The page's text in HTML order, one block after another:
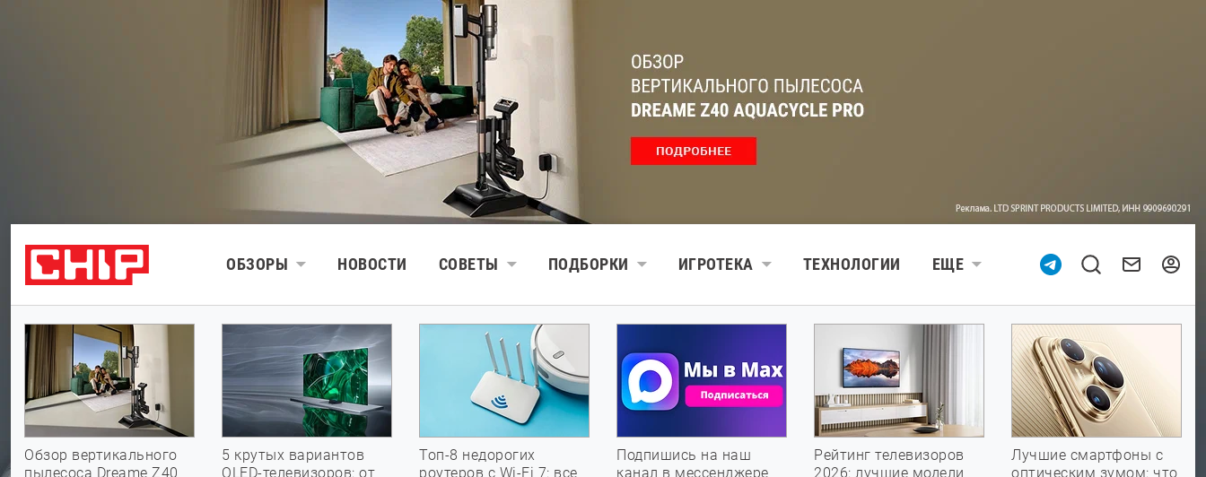
ОБЗОРЫ НОВОСТИ СОВЕТЫ ПОДБОРКИ ИГРОТЕКА ТЕХНОЛОГИИ ЕЩЕ
Обзор вертикального
пылесоса Dreame Z40
5 крутых вариантов
OLED-телевизоров: от
Топ-8 недорогих
роутеров с Wi-Fi 7: все
Подпишись на наш
канал в мессенджере
Рейтинг телевизоров
2026: лучшие модели
Лучшие смартфоны с
оптическим зумом: что